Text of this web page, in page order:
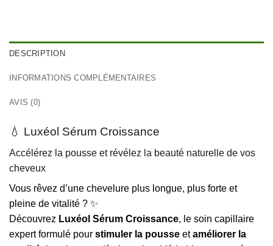
DESCRIPTION
INFORMATIONS COMPLÉMENTAIRES
AVIS (0)
💧 Luxéol Sérum Croissance
Accélérez la pousse et révélez la beauté naturelle de vos
cheveux
Vous rêvez d’une chevelure plus longue, plus forte et
pleine de vitalité ? ✨
Découvrez Luxéol Sérum Croissance, le soin capillaire
expert formulé pour stimuler la pousse etaméliorer la